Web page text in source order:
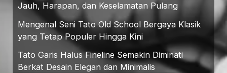
Jauh, Harapan, dan Keselamatan Pulang
Mengenal Seni Tato Old School Bergaya Klasik
yang Tetap Populer Hingga Kini
Tato Garis Halus Fineline Semakin Diminati
Berkat Desain Elegan dan Minimalis